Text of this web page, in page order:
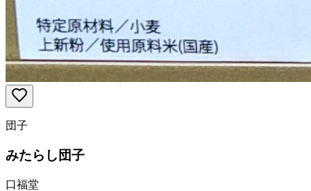
団子
みたらし団子
口福堂